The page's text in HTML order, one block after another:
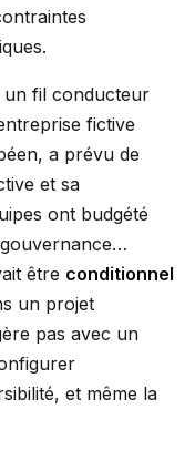
un fil conducteur
fictive
a prévu de
et sa
ont budgété
être conditionnel
un projet
pas avec un
et même la